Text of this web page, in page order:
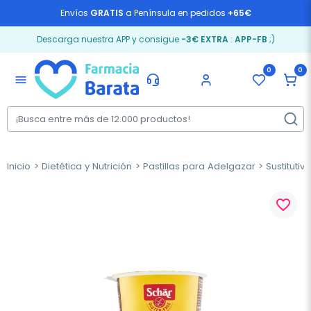
Envíos GRATIS a Península en pedidos +65€
Descarga nuestra APP y consigue -3€ EXTRA: APP-FB ;)
menu
0 0
Inicio Dietética y Nutrición Pastillas para Adelgazar
favorite_border